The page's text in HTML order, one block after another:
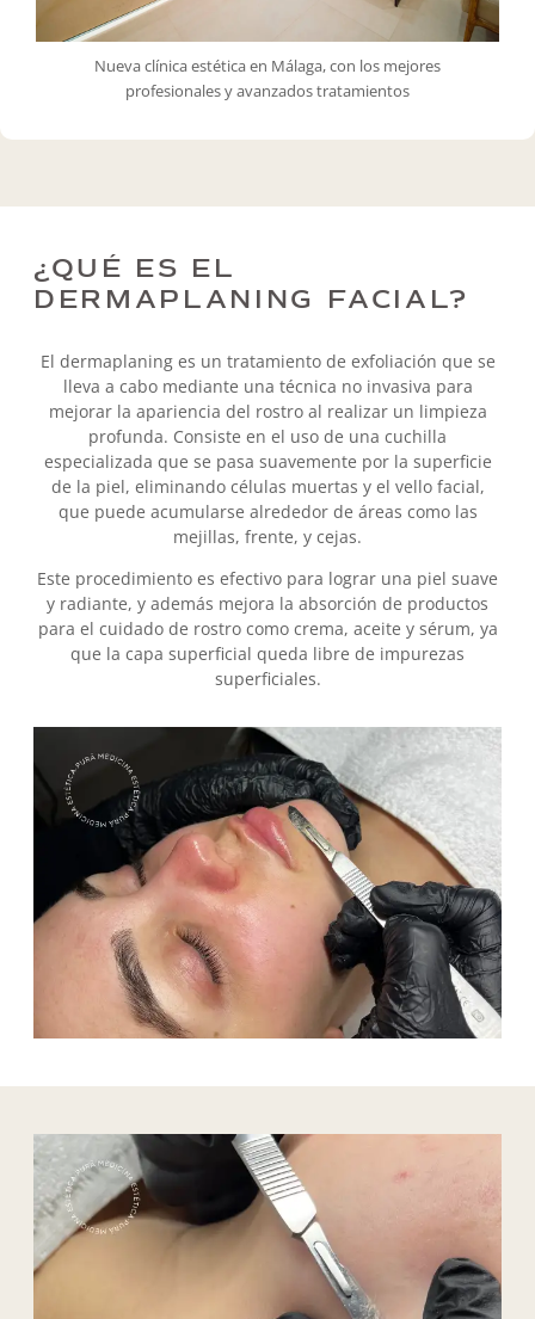
Nueva clínica estética en Málaga, con los mejores
profesionales y avanzados tratamientos
¿QUÉ ES EL
DERMAPLANING FACIAL?
El dermaplaning es un tratamiento de exfoliación que se
lleva a cabo mediante una técnica no invasiva para
mejorar la apariencia del rostro al realizar un limpieza
profunda. Consiste en el uso de una cuchilla
especializada que se pasa suavemente por la superficie
de la piel, eliminando células muertas y el vello facial,
que puede acumularse alrededor de áreas como las
mejillas, frente, y cejas.
Este procedimiento es efectivo para lograr una piel suave
y radiante, y además mejora la absorción de productos
para el cuidado de rostro como crema, aceite y sérum, ya
que la capa superficial queda libre de impurezas
superficiales.